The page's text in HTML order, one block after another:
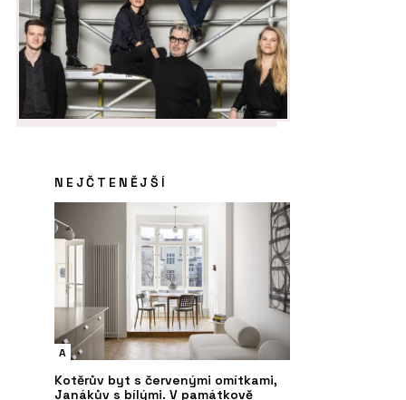
NEJČTENĚJŠÍ
A
Kotěrův byt s červenými omítkami,
Janákův s bílými. V památkově